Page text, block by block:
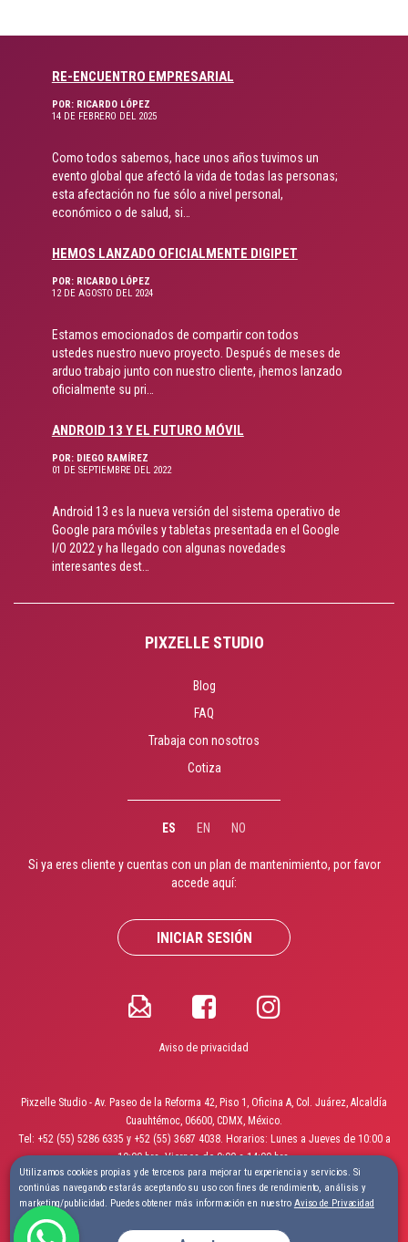
RE-ENCUENTRO EMPRESARIAL
POR: RICARDO LÓPEZ
14 DE FEBRERO DEL 2025
Como todos sabemos, hace unos años tuvimos un
evento global que afectó la vida de todas las personas;
esta afectación no fue sólo a nivel personal,
económico o de salud, si…
HEMOS LANZADO OFICIALMENTE DIGIPET
POR: RICARDO LÓPEZ
12 DE AGOSTO DEL 2024
Estamos emocionados de compartir con todos
ustedes nuestro nuevo proyecto. Después de meses de
arduo trabajo junto con nuestro cliente, ¡hemos lanzado
oficialmente su pri…
ANDROID 13 Y EL FUTURO MÓVIL
POR: DIEGO RAMÍREZ
01 DE SEPTIEMBRE DEL 2022
Android 13 es la nueva versión del sistema operativo de
Google para móviles y tabletas presentada en el Google
I/O 2022 y ha llegado con algunas novedades
interesantes dest…
PIXZELLE STUDIO
Blog
FAQ
Trabaja con nosotros
Cotiza
ES EN NO
Si ya eres cliente y cuentas con un plan de mantenimiento, por favor
accede aquí:
INICIAR SESIÓN
Aviso de privacidad
Pixzelle Studio - Av. Paseo de la Reforma 42, Piso 1, Oficina A, Col. Juárez, Alcaldía
Cuauhtémoc, 06600, CDMX, México.
Tel: +52 (55) 5286 6335 y +52 (55) 3687 4038. Horarios: Lunes a Jueves de 10:00 a
19:00 hrs. Viernes de 9:00 a 14:00 hrs.
Pixzelle Studio ®
Ingeniería de software nacida en México,
Utilizamos cookies propias y de terceros para mejorar tu experiencia y servicios. Si
continúas navegando estarás aceptando su uso con fines de rendimiento, análisis y
marketing/publicidad. Puedes obtener más información en nuestro Aviso de Privacidad